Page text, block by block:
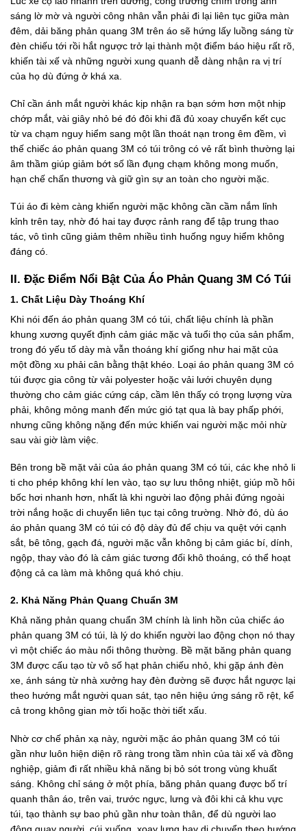
sáng lờ mờ và người công nhân vẫn phải đi lại liên tục giữa màn
đêm, dải băng phản quang 3M trên áo sẽ hứng lấy luồng sáng từ
đèn chiếu tới rồi hắt ngược trở lại thành một điểm báo hiệu rất rõ,
khiến tài xế và những người xung quanh dễ dàng nhận ra vị trí
của họ dù đứng ở khá xa.
Chỉ cần ánh mắt người khác kịp nhận ra bạn sớm hơn một nhịp
chớp mắt, vài giây nhỏ bé đó đôi khi đã đủ xoay chuyển kết cục
từ va chạm nguy hiểm sang một lần thoát nạn trong êm đềm, vì
thế chiếc áo phản quang 3M có túi trông có vẻ rất bình thường lại
âm thầm giúp giảm bớt số lần đụng chạm không mong muốn,
hạn chế chấn thương và giữ gìn sự an toàn cho người mặc.
Túi áo đi kèm càng khiến người mặc không cần cầm nắm lỉnh
kỉnh trên tay, nhờ đó hai tay được rảnh rang để tập trung thao
tác, vô tình cũng giảm thêm nhiều tình huống nguy hiểm không
đáng có.
II. Đặc Điểm Nổi Bật Của Áo Phản Quang 3M Có Túi
1. Chất Liệu Dày Thoáng Khí
Khi nói đến áo phản quang 3M có túi, chất liệu chính là phần
khung xương quyết định cảm giác mặc và tuổi thọ của sản phẩm,
trong đó yếu tố dày mà vẫn thoáng khí giống như hai mặt của
một đồng xu phải cân bằng thật khéo. Loại áo phản quang 3M có
túi được gia công từ vải polyester hoặc vải lưới chuyên dụng
thường cho cảm giác cứng cáp, cầm lên thấy có trọng lượng vừa
phải, không mỏng manh đến mức gió tạt qua là bay phấp phới,
nhưng cũng không nặng đến mức khiến vai người mặc mỏi nhừ
sau vài giờ làm việc.
Bên trong bề mặt vải của áo phản quang 3M có túi, các khe nhỏ li
ti cho phép không khí len vào, tạo sự lưu thông nhiệt, giúp mồ hôi
bốc hơi nhanh hơn, nhất là khi người lao động phải đứng ngoài
trời nắng hoặc di chuyển liên tục tại công trường. Nhờ đó, dù áo
áo phản quang 3M có túi có độ dày đủ để chịu va quệt với cạnh
sắt, bê tông, gạch đá, người mặc vẫn không bị cảm giác bí, dính,
ngộp, thay vào đó là cảm giác tương đối khô thoáng, có thể hoạt
động cả ca làm mà không quá khó chịu.
2. Khả Năng Phản Quang Chuẩn 3M
Khả năng phản quang chuẩn 3M chính là linh hồn của chiếc áo
phản quang 3M có túi, là lý do khiến người lao động chọn nó thay
vì một chiếc áo màu nổi thông thường. Bề mặt băng phản quang
3M được cấu tạo từ vô số hạt phản chiếu nhỏ, khi gặp ánh đèn
xe, ánh sáng từ nhà xưởng hay đèn đường sẽ được hắt ngược lại
theo hướng mắt người quan sát, tạo nên hiệu ứng sáng rõ rệt, kể
cả trong không gian mờ tối hoặc thời tiết xấu.
Nhờ cơ chế phản xạ này, người mặc áo phản quang 3M có túi
gần như luôn hiện diện rõ ràng trong tầm nhìn của tài xế và đồng
nghiệp, giảm đi rất nhiều khả năng bị bỏ sót trong vùng khuất
sáng. Không chỉ sáng ở một phía, băng phản quang được bố trí
quanh thân áo, trên vai, trước ngực, lưng và đôi khi cả khu vực
túi, tạo thành sự bao phủ gần như toàn thân, để dù người lao
động quay người, cúi xuống, xoay lưng hay di chuyển theo hướng